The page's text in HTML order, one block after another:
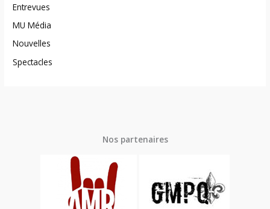
Entrevues
MU Média
Nouvelles
Spectacles
Nos partenaires